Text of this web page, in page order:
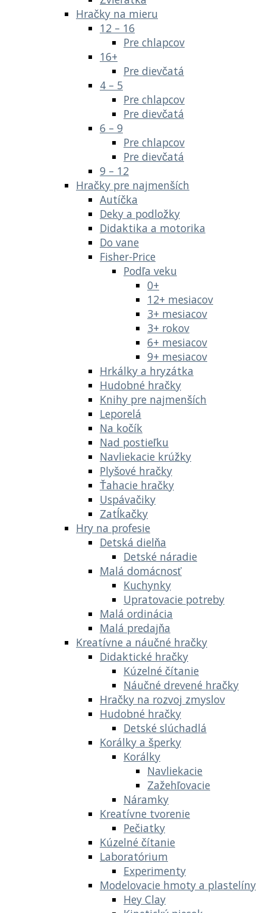
Hračky na mieru
12 – 16
Pre chlapcov
16+
Pre dievčatá
4 – 5
Pre chlapcov
Pre dievčatá
6 – 9
Pre chlapcov
Pre dievčatá
9 – 12
Hračky pre najmenších
Autíčka
Deky a podložky
Didaktika a motorika
Do vane
Fisher-Price
Podľa veku
0+
12+ mesiacov
3+ mesiacov
3+ rokov
6+ mesiacov
9+ mesiacov
Hrkálky a hryzátka
Hudobné hračky
Knihy pre najmenších
Leporelá
Na kočík
Nad postieľku
Navliekacie krúžky
Plyšové hračky
Ťahacie hračky
Uspávačiky
Zatĺkačky
Hry na profesie
Detská dielňa
Detské náradie
Malá domácnosť
Kuchynky
Upratovacie potreby
Malá ordinácia
Malá predajňa
Kreatívne a náučné hračky
Didaktické hračky
Kúzelné čítanie
Náučné drevené hračky
Hračky na rozvoj zmyslov
Hudobné hračky
Detské slúchadlá
Korálky a šperky
Korálky
Navliekacie
Zažehľovacie
Náramky
Kreatívne tvorenie
Pečiatky
Kúzelné čítanie
Laboratórium
Experimenty
Modelovacie hmoty a plastelíny
Hey Clay